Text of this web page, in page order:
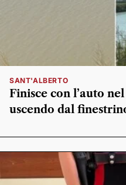
SANT'ALBERTO
Finisce con l’auto
uscendo dal